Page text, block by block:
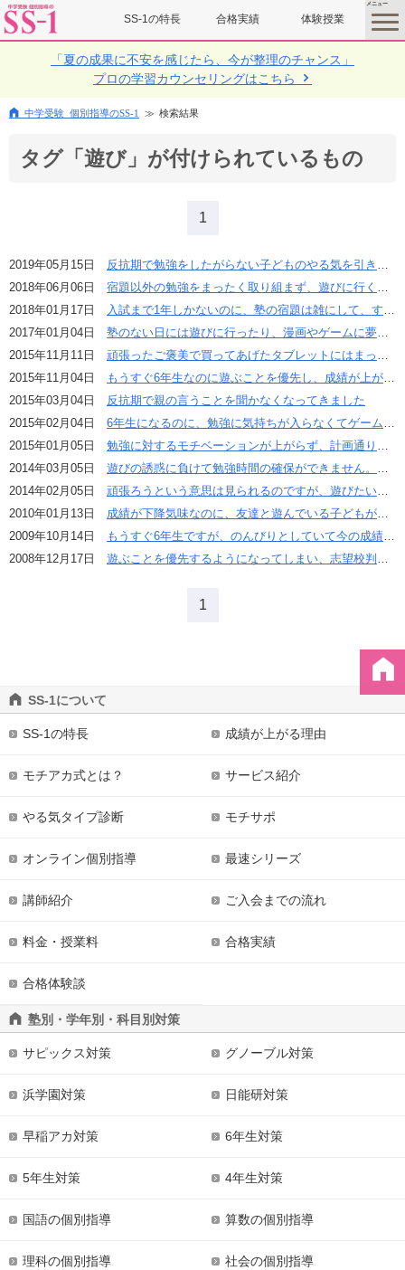
体験授業
合格実績
SS-1の特長
toggle
menu
「夏の成果に不安を感じたら、今が整理のチャンス」
プロの学習カウンセリングはこちら
中学受験 個別指導のSS-1 検索結果
タグ「遊び」が付けられているもの
1
2019年05月15日 反抗期で勉強をしたがらない子どものやる気を引き出す方法はないでしょうか？
2018年06月06日 宿題以外の勉強をまったく取り組まず、遊びに行くことが多く困っています。
2018年01月17日
入試まで1年しかないのに、塾の宿題は雑にして、すぐに遊びに行ってしまいます。
2017年01月04日 塾のない日には遊びに行ったり、漫画やゲームに夢中です。
2015年11月11日 頑張ったご褒美で買ってあげたタブレットにはまってしまい、寝る時間が遅くなってしまいました。
2015年11月04日
もうすぐ6年生なのに遊ぶことを優先し、成績が上がりません。
2015年03月04日 反抗期で親の言うことを聞かなくなってきました
2015年02月04日 6年生になるのに、勉強に気持ちが入らなくてゲームの時間が減らせません。
2015年01月05日 勉強に対するモチベーションが上がらず、計画通りの学習ができません。
2014年03月05日 遊びの誘惑に負けて勉強時間の確保ができません。少しずつでも計画を立て、自主的に勉強してほしいです。
2014年02月05日 頑張ろうという意思は見られるのですが、遊びたいという欲求にまけてしまい勉強が長続きしません。
2010年01月13日 成績が下降気味なのに、友達と遊んでいる子どもが心配です。
2009年10月14日
もうすぐ6年生ですが、のんびりとしていて今の成績では受験できるところまで行くと思えません。
2008年12月17日 遊ぶことを優先するようになってしまい、志望校判定テストの判定がDに下がりました。
1
SS-1について
SS-1の特長 成績が上がる理由
モチアカ式とは？ サービス紹介
やる気タイプ診断 モチサポ
オンライン個別指導 最速シリーズ
講師紹介 ご入会までの流れ
料金・授業料 合格実績
合格体験談
塾別・学年別・科目別対策
サピックス対策 グノーブル対策
浜学園対策 日能研対策
早稲アカ対策 6年生対策
5年生対策 4年生対策
国語の個別指導 算数の個別指導
理科の個別指導 社会の個別指導